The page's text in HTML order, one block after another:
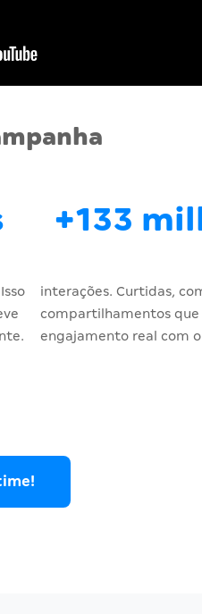
+133
interações. Curtidas,
compartilhamentos que
engajamento real com